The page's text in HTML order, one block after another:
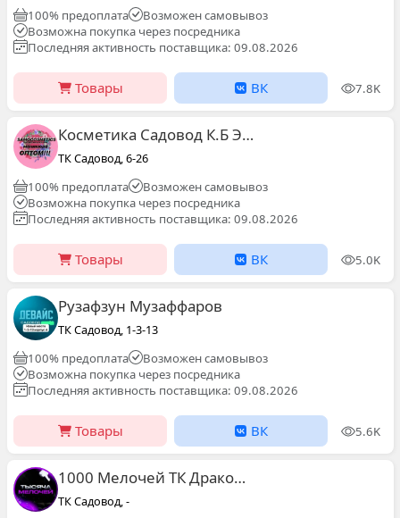
100% предоплата
Возможен самовывоз
Возможна покупка через посредника
Последняя активность поставщика: 09.08.2026
Товары ВК 7.8K
Косметика Садовод К.Б Этаж 2 Д -25|New Samo
ТК Садовод, 6-26
100% предоплата
Возможен самовывоз
Возможна покупка через посредника
Последняя активность поставщика: 09.08.2026
Товары ВК 5.0K
Рузафзун Музаффаров
ТК Садовод, 1-3-13
100% предоплата
Возможен самовывоз
Возможна покупка через посредника
Последняя активность поставщика: 09.08.2026
Товары ВК 5.6K
1000 Мелочей ТК Дракон Сити 1Б-21 Павильон
ТК Садовод, -